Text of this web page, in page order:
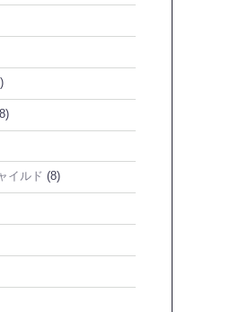
イルド (8)